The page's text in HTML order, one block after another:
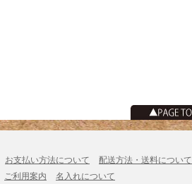
お支払い方法について
配送方法・送料について
ご利用案内
名入れについて